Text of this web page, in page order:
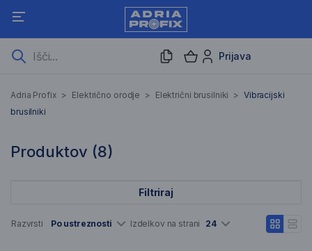
Prijava
Vibracijski brusilniki
Adria Profix > Električno orodje > Električni brusilniki > Vibracijski
brusilniki
Produktov (8)
8 Rezultati iskanja
Filtriraj
Seznam artiklov
Razvrsti Po ustreznosti Izdelkov na strani 24